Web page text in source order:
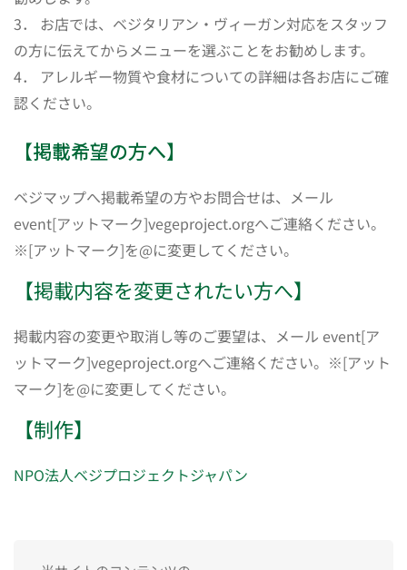
3． お店では、ベジタリアン・ヴィーガン対応をスタッフ
の方に伝えてからメニューを選ぶことをお勧めします。
4． アレルギー物質や食材についての詳細は各お店にご確
認ください。
【掲載希望の方へ】
ベジマップへ掲載希望の方やお問合せは、メール
event[アットマーク]vegeproject.orgへご連絡ください。
※[アットマーク]を@に変更してください。
【掲載内容を変更されたい方へ】
掲載内容の変更や取消し等のご要望は、メール event[ア
ットマーク]vegeproject.orgへご連絡ください。※[アット
マーク]を@に変更してください。
【制作】
NPO法人ベジプロジェクトジャパン